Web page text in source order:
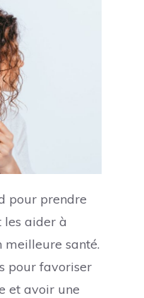
pour prendre
les aider à
meilleure santé.
pour favoriser
et avoir une